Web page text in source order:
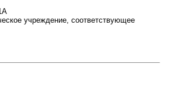
учреждение, соответствующее